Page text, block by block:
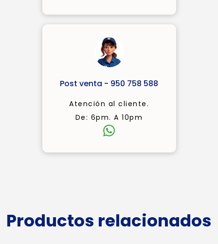
Post venta - 950 758 588
Atención al cliente.
De: 6pm. A 10pm
Productos relacionados